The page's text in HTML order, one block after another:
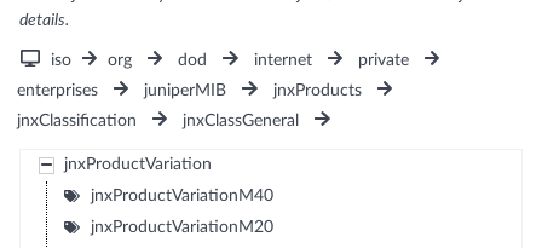
details.
iso org dod internet
private
enterprises
juniperMIB
jnxProducts
jnxClassification
jnxClassGeneral
jnxProductVariation
jnxProductVariationM40
jnxProductVariationM20